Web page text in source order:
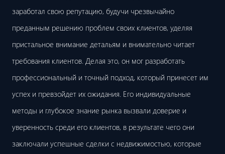
заработал свою репутацию, будучи чрезвычайно
преданным решению проблем своих клиентов, уделяя
пристальное внимание детальям и внимательно читает
требования клиентов. Делая это, он мог разработать
профессиональный и точный подход, который принесет им
успех и превзойдет их ожидания. Его индивидуальные
методы и глубокое знание рынка вызвали доверие и
уверенность среди его клиентов, в результате чего они
заключали успешные сделки с недвижимостью, которые